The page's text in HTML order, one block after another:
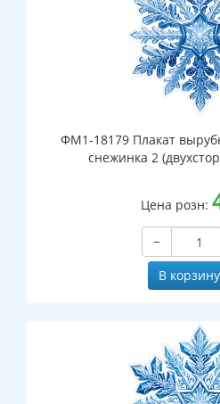
ФМ1-18179 Плакат
снежинка 2
Цена розн:
−
В корзину